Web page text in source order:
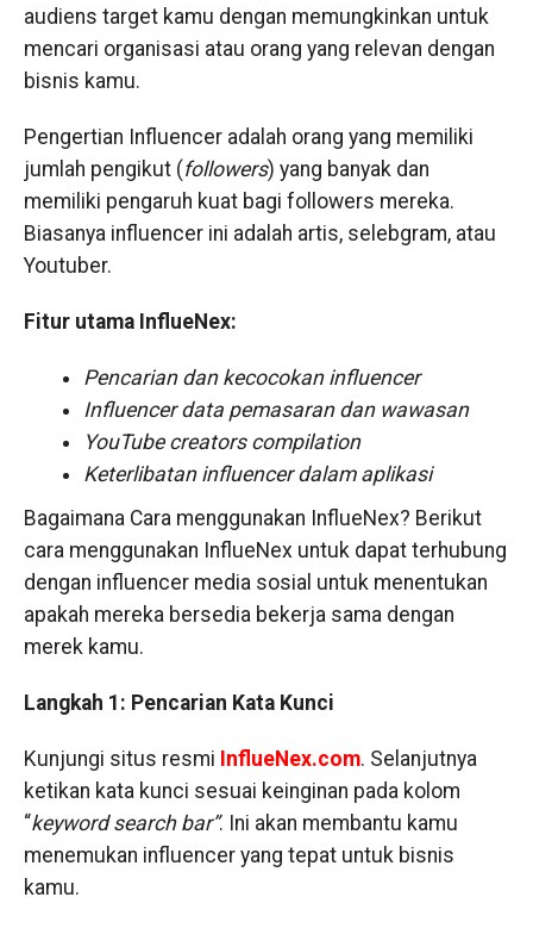
audiens target kamu dengan memungkinkan untuk
mencari organisasi atau orang yang relevan dengan
bisnis kamu.
Pengertian Influencer adalah orang yang memiliki
jumlah pengikut (followers) yang banyak dan
memiliki pengaruh kuat bagi followers mereka.
Biasanya influencer ini adalah artis, selebgram, atau
Youtuber.
Fitur utama InflueNex:
Pencarian dan kecocokan influencer
Influencer data pemasaran dan wawasan
YouTube creators compilation
Keterlibatan influencer dalam aplikasi
Bagaimana Cara menggunakan InflueNex? Berikut
cara menggunakan InflueNex untuk dapat terhubung
dengan influencer media sosial untuk menentukan
apakah mereka bersedia bekerja sama dengan
merek kamu.
Langkah 1: Pencarian Kata Kunci
Kunjungi situs resmi InflueNex.com. Selanjutnya
ketikan kata kunci sesuai keinginan pada kolom
“keyword search bar”. Ini akan membantu kamu
menemukan influencer yang tepat untuk bisnis
kamu.